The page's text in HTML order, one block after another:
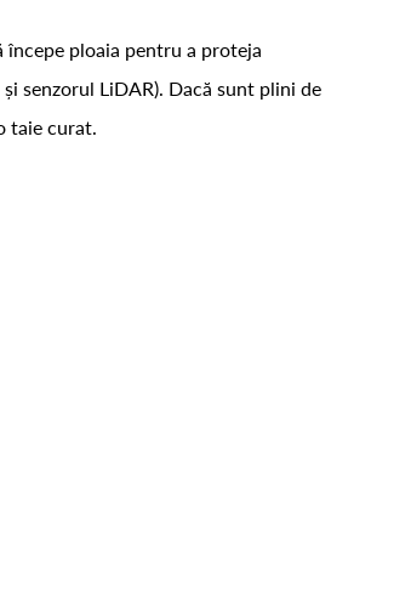
începe ploaia pentru a proteja
senzorul LiDAR). Dacă sunt plini de
taie curat.